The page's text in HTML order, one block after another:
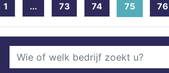
1 ... 73 74 75(current)
76